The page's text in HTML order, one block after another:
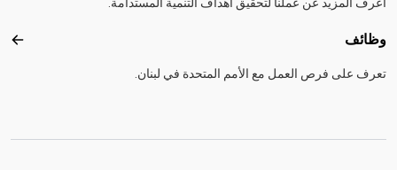
اعرف المزيد عن عملنا لتحقيق أهداف التنمية المستدامة.
وظائف
تعرف على فرص العمل مع الأمم المتحدة في لبنان.